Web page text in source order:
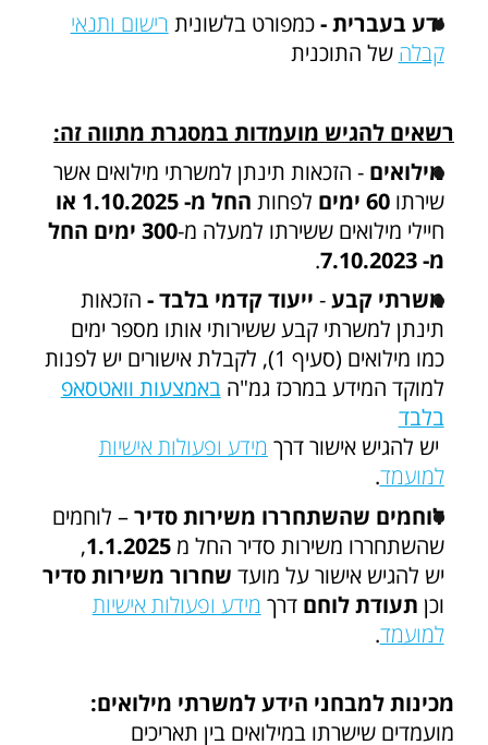
ידע בעברית -כמפורט בלשונית רישום ותנאי
קבלה של התוכנית
רשאים להגיש מועמדות במסגרת מתווה זה:
מילואים - הזכאות תינתן למשרתי מילואים אשר
שירתו60 ימים לפחות החל מ- 1.10.2025
או
חיילי מילואים ששירתו למעלה מ-300 ימים
החל
מ- 7.10.2023
.
משרתי קבע- ייעוד קדמי בלבד - הזכאות
תינתן למשרתי קבע ששירותי אותו מספר ימים
כמו מילואים (סעיף 1), לקבלת אישורים יש לפנות
למוקד המידע במרכז גמ"ה באמצעות וואטסאפ
בלבד
יש להגיש אישור דרך מידע ופעולות אישיות
למועמד.
לוחמים שהשתחררו משירות סדיר– לוחמים
שהשתחררו משירות סדיר החל מ1.1.2025
,
יש להגיש אישור על מועד שחרור משירות סדיר
וכן תעודת לוחם דרך מידע ופעולות אישיות
למועמד.
מכינות למבחני הידע למשרתי מילואים:
מועמדים שישרתו במילואים בין תאריכים